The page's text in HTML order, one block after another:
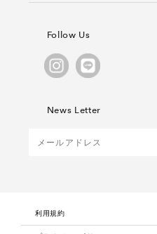
Follow Us
News Letter
利用規約